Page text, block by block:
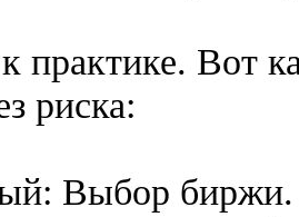
практике. Вот
риска:
Выбор биржи.